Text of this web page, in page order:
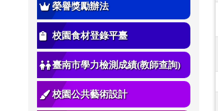
榮譽獎勵辦法
校園食材登錄平臺
臺南市學力檢測成績(教師查詢)
校園公共藝術設計